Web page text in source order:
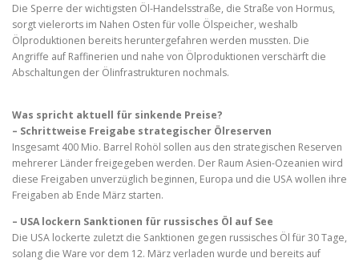
Die Sperre der wichtigsten Öl-Handelsstraße, die Straße von Hormus,
sorgt vielerorts im Nahen Osten für volle Ölspeicher, weshalb
Ölproduktionen bereits heruntergefahren werden mussten. Die
Angriffe auf Raffinerien und nahe von Ölproduktionen verschärft die
Abschaltungen der Ölinfrastrukturen nochmals.
Was spricht aktuell für sinkende Preise?
– Schrittweise Freigabe strategischer Ölreserven
Insgesamt 400 Mio. Barrel Rohöl sollen aus den strategischen Reserven
mehrerer Länder freigegeben werden. Der Raum Asien-Ozeanien wird
diese Freigaben unverzüglich beginnen, Europa und die USA wollen ihre
Freigaben ab Ende März starten.
– USA lockern Sanktionen für russisches Öl auf See
Die USA lockerte zuletzt die Sanktionen gegen russisches Öl für 30 Tage,
solang die Ware vor dem 12. März verladen wurde und bereits auf